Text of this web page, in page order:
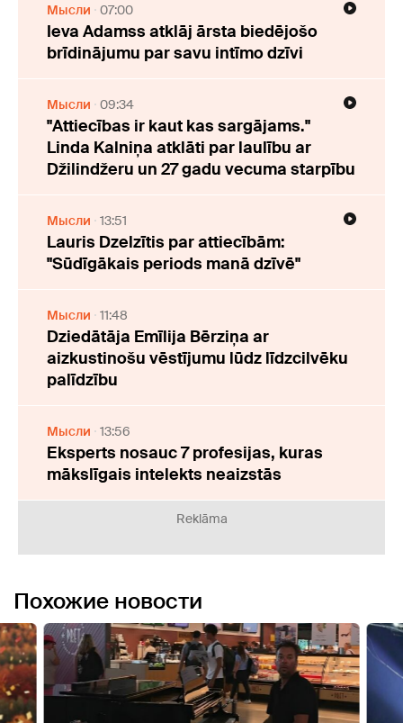
Мысли 07:00
Ieva Adamss atklāj ārsta biedējošo
brīdinājumu par savu intīmo dzīvi
Мысли 09:34
"Attiecības ir kaut kas sargājams."
Linda Kalniņa atklāti par laulību ar
Džilindžeru un 27 gadu vecuma starpību
Мысли 13:51
Lauris Dzelzītis par attiecībām:
"Sūdīgākais periods manā dzīvē"
Мысли 11:48
Dziedātāja Emīlija Bērziņa ar
aizkustinošu vēstījumu lūdz līdzcilvēku
palīdzību
Мысли 13:56
Eksperts nosauc 7 profesijas, kuras
mākslīgais intelekts neaizstās
Reklāma
Похожие новости